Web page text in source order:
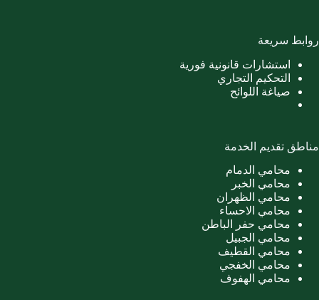
روابط سريعة
استشارات قانونية فورية
التحكيم التجاري
صياغة اللوائح
مناطق تقديم الخدمة
محامي الدمام
محامي الخبر
محامي الظهران
محامي الاحساء
محامي حفر الباطن
محامي الجبيل
محامي القطيف
محامي الخفجي
محامي الهفوف